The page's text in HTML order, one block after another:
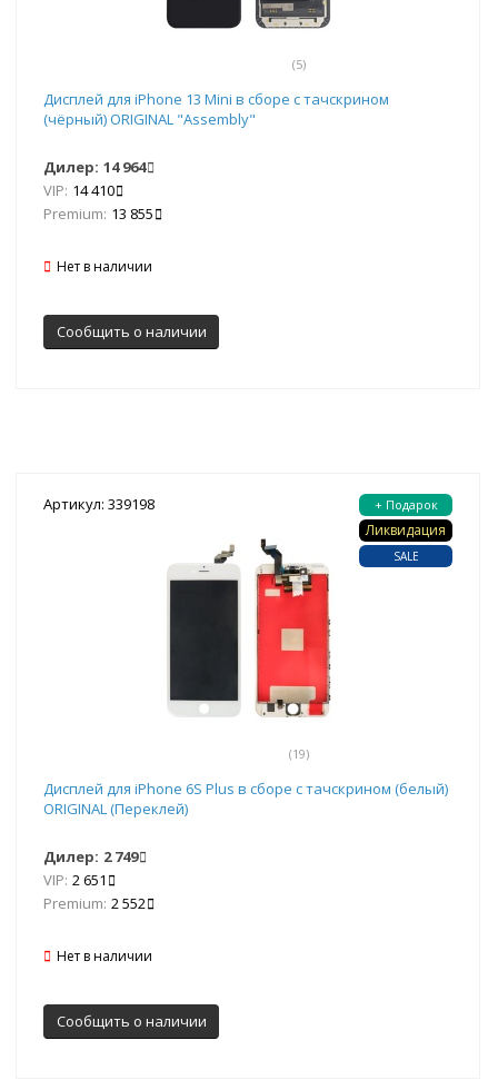
(5)
Дисплей для iPhone 13 Mini в сборе с тачскрином
(чёрный) ORIGINAL "Assembly"
Дилер: 14 964
VIP: 14 410
Premium: 13 855
Нет в наличии
Сообщить о наличии
Артикул: 339198
(19)
+ Подарок
Ликвидация
SALE
Дисплей для iPhone 6S Plus в сборе с тачскрином (белый)
ORIGINAL (Переклей)
Дилер: 2 749
VIP: 2 651
Premium: 2 552
Нет в наличии
Сообщить о наличии